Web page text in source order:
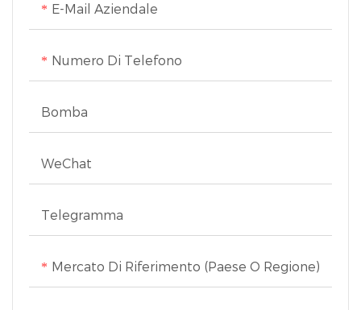
E-Mail Aziendale
Numero Di Telefono
Bomba
WeChat
Telegramma
Mercato Di Riferimento (Paese O Regione)
tocco di un pulsante per
memorizzazione